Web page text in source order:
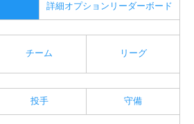
詳細オプションリーダーボード
チーム リーグ
投手 守備